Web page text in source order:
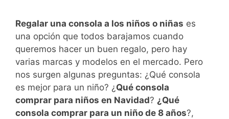
Regalar una consola a los niños o niñas es
una opción que todos barajamos cuando
queremos hacer un buen regalo, pero hay
varias marcas y modelos en el mercado. Pero
nos surgen algunas preguntas: ¿Qué consola
es mejor para un niño? ¿ Qué consola
comprar para niños en Navidad? ¿Qué
consola comprar para un niño de 8 años?,